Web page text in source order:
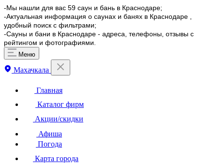
-Мы нашли для вас 59 саун и бань в Краснодаре;
-Актуальная информация о саунах и банях в Краснодаре ,
удобный поиск с фильтрами;
-Сауны и бани в Краснодаре - адреса, телефоны, отзывы с
рейтингом и фотографиями.
Меню
Махачкала
Главная
Каталог фирм
Акции/скидки
Афиша
Погода
Карта города